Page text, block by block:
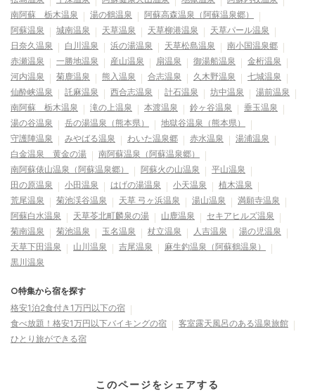
南阿蘇 栃木温泉
湯の鶴温泉
阿蘇高森温泉（阿蘇温泉郷）
阿蘇温泉
城南温泉 天草温泉 天草柳港温泉
天草パール温泉
日奈久温泉
白川温泉 浜の湯温泉 天草松島温泉
南小国温泉郷
赤瀬温泉
一勝地温泉 産山温泉 扇温泉 御湯船温泉
金桁温泉
河内温泉
菊鹿温泉 熊入温泉 合志温泉 久木野温泉
七城温泉
仙酔峡温泉
託麻温泉 西合志温泉 計石温泉 坊中温泉
湯前温泉
南阿蘇 栃木温泉
滝の上温泉 本渡温泉 鈴ヶ谷温泉
垂玉温泉
湯の谷温泉
岳の湯温泉（熊本県）
地獄谷温泉（熊本県）
守護陣温泉
みやばる温泉 わいた温泉郷 赤水温泉
湯浦温泉
白金温泉 黄金の湯
南阿蘇温泉（阿蘇温泉郷）
南阿蘇俵山温泉（阿蘇温泉郷）
阿蘇火の山温泉
平山温泉
田の原温泉
小田温泉 はげの湯温泉 小天温泉
植木温泉
荒尾温泉
菊池渓谷温泉 天草 弓ヶ浜温泉 湯山温泉
満願寺温泉
阿蘇白水温泉
天草苓北町麟泉の湯 山鹿温泉
セキアヒルズ温泉
菊南温泉
菊池温泉 玉名温泉 杖立温泉 人吉温泉
湯の児温泉
天草下田温泉
山川温泉 吉尾温泉
麻生釣温泉（阿蘇鶴温泉）
黒川温泉
○特集から宿を探す
格安1泊2食付き1万円以下の宿
食べ放題！格安1万円以下バイキングの宿
客室露天風呂のある温泉旅館
ひとり旅ができる宿
このページをシェアする